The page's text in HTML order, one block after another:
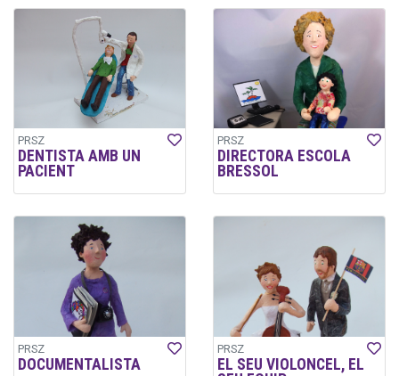
PRSZ
DENTISTA AMB UN
PACIENT
PRSZ
DIRECTORA ESCOLA
BRESSOL
PRSZ
DOCUMENTALISTA
PRSZ
EL SEU VIOLONCEL, EL